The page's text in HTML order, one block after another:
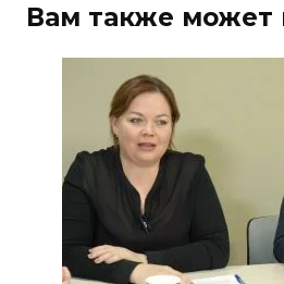
Вам также может